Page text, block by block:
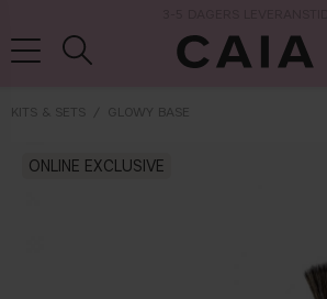
KITS & SETS GLOWY BASE
ONLINE EXCLUSIVE
parfume